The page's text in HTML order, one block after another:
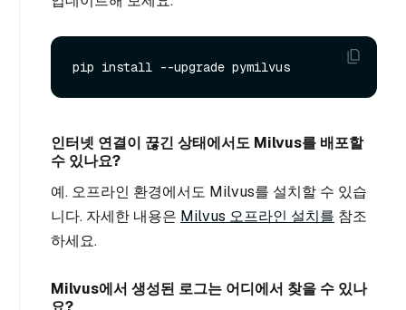
인터넷 연결이 끊긴 상태에서도 Milvus를 배포할
수 있나요?
예. 오프라인 환경에서도 Milvus를 설치할 수 있습
니다. 자세한 내용은 Milvus 오프라인 설치를 참조
하세요.
Milvus에서 생성된 로그는 어디에서 찾을 수 있나